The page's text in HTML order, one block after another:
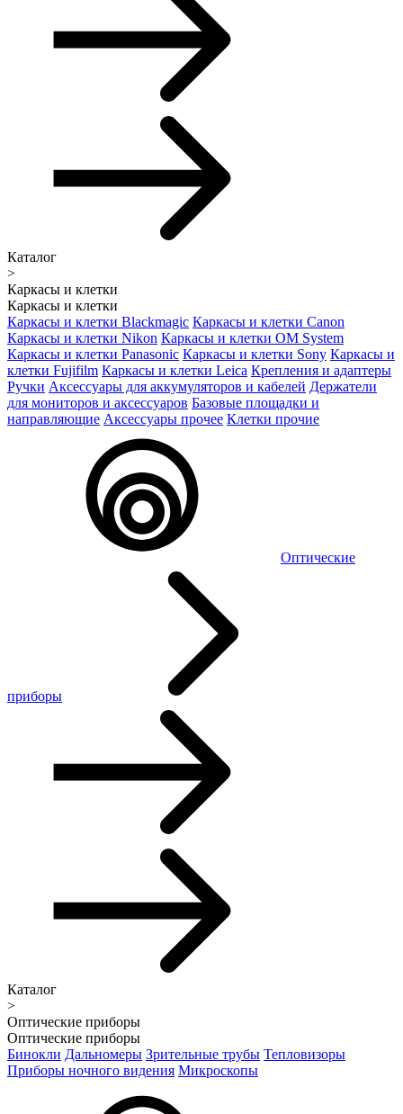
Каталог
>
Каркасы и клетки
Каркасы и клетки
Каркасы и клетки Blackmagic Каркасы и клетки Canon
Каркасы и клетки Nikon Каркасы и клетки OM System
Каркасы и клетки Panasonic Каркасы и клетки Sony Каркасы и
клетки Fujifilm Каркасы и клетки Leica Крепления и адаптеры
Ручки Аксессуары для аккумуляторов и кабелей Держатели
для мониторов и аксессуаров Базовые площадки и
направляющие Аксессуары прочее Клетки прочие
Оптические
приборы
Каталог
>
Оптические приборы
Оптические приборы
Бинокли Дальномеры Зрительные трубы Тепловизоры
Приборы ночного видения Микроскопы